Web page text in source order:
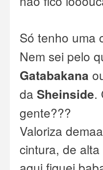
Só tenho uma
Nem sei pelo
Gatabakana
da Sheinside.
gente???
Valoriza
cintura, de